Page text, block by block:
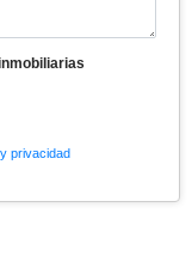
privacidad